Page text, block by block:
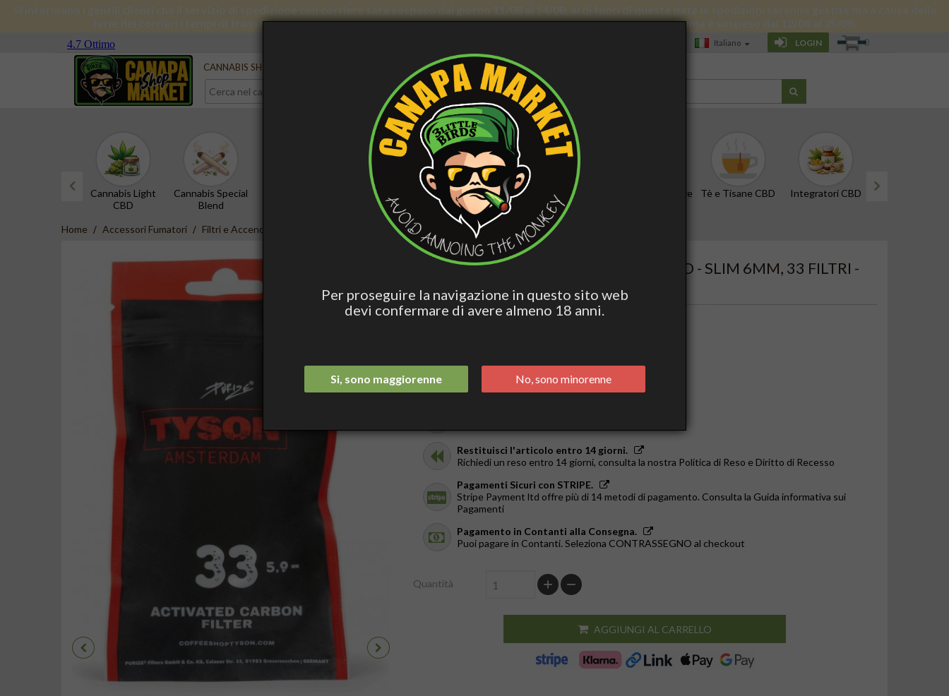
Si informano i gentili clienti che il servizio di spedizione con corriere sarà sospeso dal giorno 11/08 al 14/08, al di fuori di queste date le spedizioni saranno gestite ma a causa delle
ferie dei corrieri i tempi di transito subiranno forti rallentamenti. Il servizio di consegna a domicilio in giornata a Roma è sospeso dal 12/08 al 25/08.
Serve aiuto? Italiano LOGIN 0
CANNABIS SHOP CURA PERSONALE ACCESS. FUMATORI
Cannabis Light
CBD
Cannabis Special
Blend
Hashish Special
Blend
Edibili Attivi Per Dormire Olio CBD e Tinture Tè e Tisane CBD Integratori CBD
Home Accessori Fumatori Filtri e Accendini Purize - Filtri con Carbone Attivo - Slim 6mm, 33 filtri - Tyson Edition - Purize
PURIZE - FILTRI CON CARBONE ATTIVO - SLIM 6MM, 33 FILTRI -
Spedizione Italia 2/3 Giorni.
Restituisci l'articolo entro 14 giorni.
Richiedi un reso entro 14 giorni, consulta la nostra Politica di Reso e Diritto di Recesso
Pagamenti Sicuri con STRIPE.
Stripe Payment ltd offre più di 14 metodi di pagamento. Consulta la Guida informativa sui
Pagamenti
Pagamento in Contanti alla Consegna.
Puoi pagare in Contanti. Seleziona CONTRASSEGNO al checkout
Quantità
AGGIUNGI AL CARRELLO
Per proseguire la navigazione in questo sito web
devi confermare di avere almeno 18 anni.
Si, sono maggiorenne No, sono minorenne